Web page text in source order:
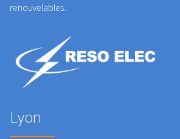
renouvelables.
Lyon